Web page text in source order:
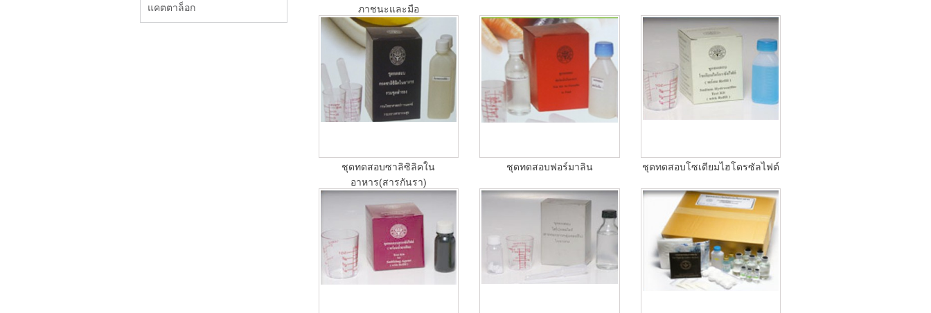
แคตตาล็อก
ภาชนะและมือ
ชุดทดสอบซาลิซิลิคใน
อาหาร(สารกันรา)
ชุดทดสอบฟอร์มาลิน ชุดทดสอบโซเดียมไฮโดรซัลไฟต์